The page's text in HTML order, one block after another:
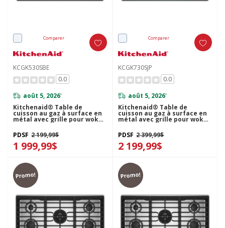
Comparer
KCGK530SBE
0.0
août 5, 2026*
Kitchenaid® Table de
cuisson au gaz à surface en
métal avec grille pour wok
intégrée et fini CookShield™
KCGK530SBE
PDSF 2 199,99$
1 999,99$
Comparer
KCGK730SJP
0.0
août 5, 2026*
Kitchenaid® Table de
cuisson au gaz à surface en
métal avec grille pour wok
intégrée et fini CookShield™
KCGK730SJP
PDSF 2 399,99$
2 199,99$
Promo! Promo!